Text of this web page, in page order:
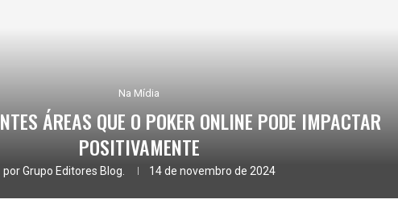
Na Mídia
ÁREAS QUE O POKER ONLINE PODE IMPACTAR
POSITIVAMENTE
porGrupo Editores Blog. 14 de novembro de 2024